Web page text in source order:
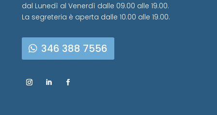
dal Lunedì al Venerdì dalle 09.00 alle 19.00.
La segreteria è aperta dalle 10.00 alle 19.00.
346 388 7556